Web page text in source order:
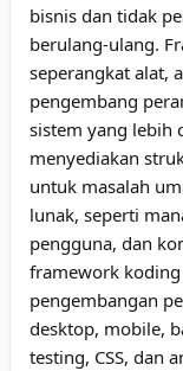
bisnis dan tidak
berulang-ulang.
seperangkat alat,
pengembang
sistem yang lebih
menyediakan
untuk masalah
lunak, seperti
pengguna, dan
framework
pengembangan
desktop, mobile,
testing, CSS, dan